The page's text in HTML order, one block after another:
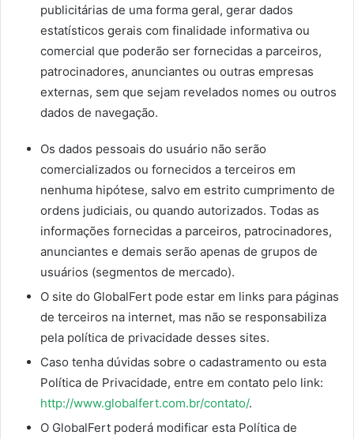
publicitárias de uma forma geral, gerar dados
estatísticos gerais com finalidade informativa ou
comercial que poderão ser fornecidas a parceiros,
patrocinadores, anunciantes ou outras empresas
externas, sem que sejam revelados nomes ou outros
dados de navegação.
Os dados pessoais do usuário não serão
comercializados ou fornecidos a terceiros em
nenhuma hipótese, salvo em estrito cumprimento de
ordens judiciais, ou quando autorizados. Todas as
informações fornecidas a parceiros, patrocinadores,
anunciantes e demais serão apenas de grupos de
usuários (segmentos de mercado).
O site do GlobalFert pode estar em links para páginas
de terceiros na internet, mas não se responsabiliza
pela política de privacidade desses sites.
Caso tenha dúvidas sobre o cadastramento ou esta
Política de Privacidade, entre em contato pelo link:
http://www.globalfert.com.br/contato/.
O GlobalFert poderá modificar esta Política de